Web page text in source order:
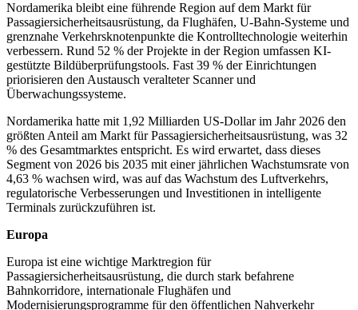
Nordamerika bleibt eine führende Region auf dem Markt für
Passagiersicherheitsausrüstung, da Flughäfen, U-Bahn-Systeme und
grenznahe Verkehrsknotenpunkte die Kontrolltechnologie weiterhin
verbessern. Rund 52 % der Projekte in der Region umfassen KI-
gestützte Bildüberprüfungstools. Fast 39 % der Einrichtungen
priorisieren den Austausch veralteter Scanner und
Überwachungssysteme.
Nordamerika hatte mit 1,92 Milliarden US-Dollar im Jahr 2026 den
größten Anteil am Markt für Passagiersicherheitsausrüstung, was 32
% des Gesamtmarktes entspricht. Es wird erwartet, dass dieses
Segment von 2026 bis 2035 mit einer jährlichen Wachstumsrate von
4,63 % wachsen wird, was auf das Wachstum des Luftverkehrs,
regulatorische Verbesserungen und Investitionen in intelligente
Terminals zurückzuführen ist.
Europa
Europa ist eine wichtige Marktregion für
Passagiersicherheitsausrüstung, die durch stark befahrene
Bahnkorridore, internationale Flughäfen und
Modernisierungsprogramme für den öffentlichen Nahverkehr